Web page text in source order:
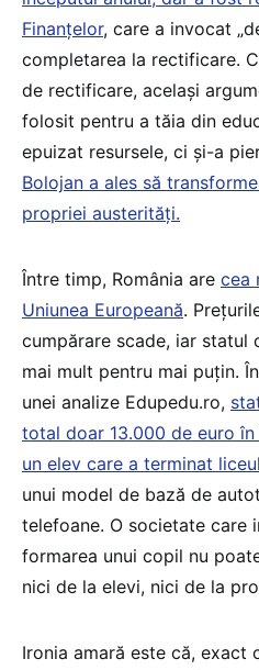
Finanțelor, care a invocat
completarea la rectificare.
de rectificare, același
folosit pentru a tăia din
epuizat resursele, ci și-a
Bolojan a ales să
propriei austerități.
Între timp, România are cea
Uniunea Europeană.
cumpărare scade, iar statul
mai mult pentru mai puțin.
unei analize Edupedu.ro,
total doar 13.000 de euro
un elev care a terminat
unui model de bază de
telefoane. O societate care
formarea unui copil nu
nici de la elevi, nici de la
Ironia amară este că, exact